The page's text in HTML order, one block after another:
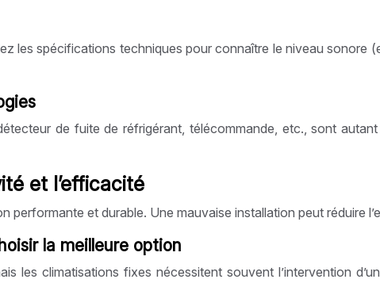
les spécifications techniques pour connaître le niveau sonore
de fuite de réfrigérant, télécommande, etc., sont
et l’efficacité
performante et durable. Une mauvaise installation peut réduire
la meilleure option
les climatisations fixes nécessitent souvent l’intervention